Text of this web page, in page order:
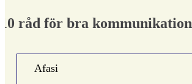
10 råd för bra kommunikation
Afasi